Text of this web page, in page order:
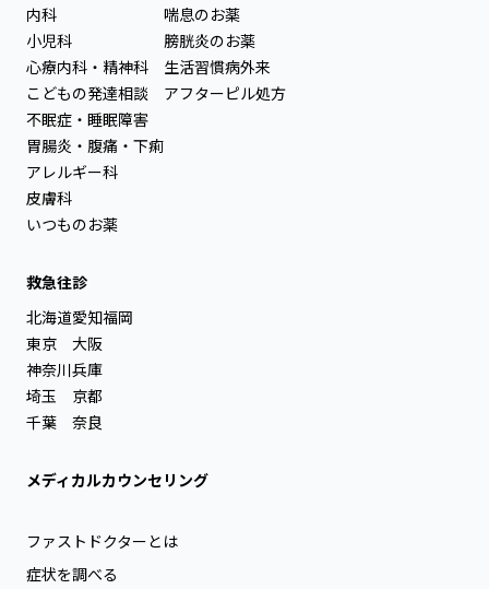
内科
小児科
心療内科・精神科
こどもの発達相談
不眠症・睡眠障害
胃腸炎・腹痛・下痢
アレルギー科
皮膚科
いつものお薬
喘息のお薬
膀胱炎のお薬
生活習慣病外来
アフターピル処方
救急往診
北海道
東京
神奈川
埼玉
千葉
愛知
大阪
兵庫
京都
奈良
福岡
メディカルカウンセリング
ファストドクターとは
症状を調べる